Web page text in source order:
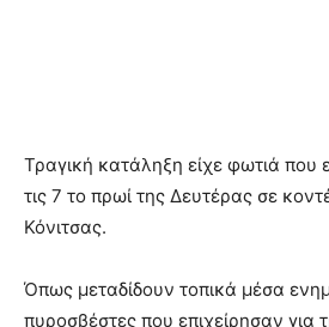
Τραγική κατάληξη είχε φωτιά που
τις 7 το πρωί της Δευτέρας σε
Κόνιτσας.
Όπως μεταδίδουν τοπικά μέσα
πυροσβέστες που επιχείρησαν για